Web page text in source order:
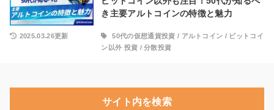
き主要アルトコインの特徴と魅力
2025.03.26更新 50代の仮想通貨投資 / アルトコイン / ビットコイ
ン以外 投資 /分散投資
サイト内を検索